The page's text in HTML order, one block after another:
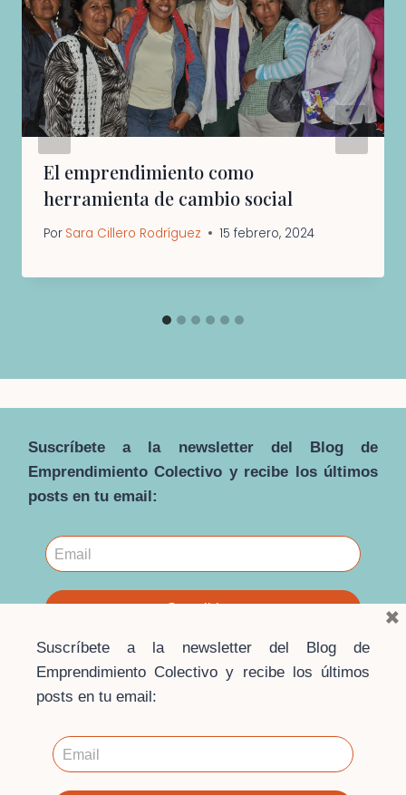
El emprendimiento como
herramienta de cambio social
Por Sara Cillero Rodríguez 15 febrero, 2024
Suscríbete a la newsletter del Blog de
Emprendimiento Colectivo y recibe los últimos
posts en tu email:
© 2026 · Blog Emprendimiento Colectivo ·
Escuela de
Suscríbete a la newsletter del Blog de
Emprendimiento Colectivo y recibe los últimos
posts en tu email:
×